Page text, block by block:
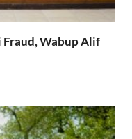
Fraud, Wabup Alif